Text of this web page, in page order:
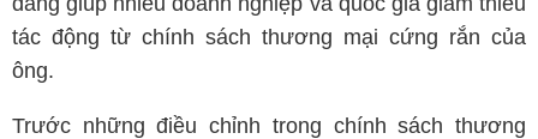
tác động từ chính sách thương mại cứng rắn của
ông.
Trước những điều chỉnh trong chính sách thương